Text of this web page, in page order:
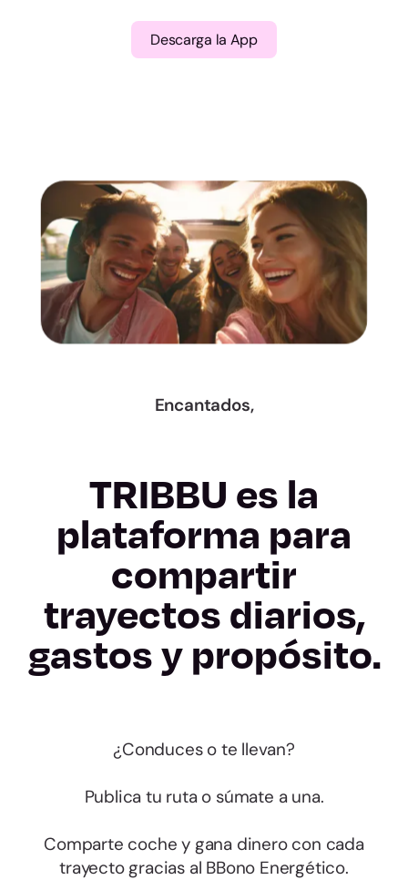
Descarga la App
Encantados,
TRIBBU es la
plataforma para
compartir
trayectos diarios,
gastos y propósito.
¿Conduces o te llevan?
Publica tu ruta o súmate a una.
Comparte coche y gana dinero con cada
trayecto gracias al BBono Energético.